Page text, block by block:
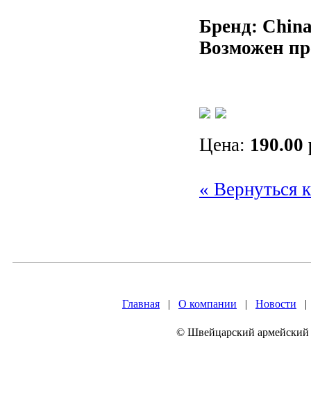
Бренд:
Возможен
Цена: 190.00
« Вернуться
Главная | О компании | Новости
© Швейцарский армейский